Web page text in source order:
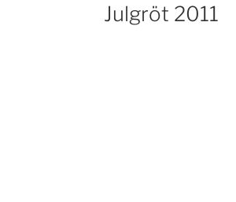
Julgröt 2011